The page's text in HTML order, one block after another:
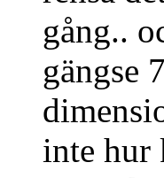
gång..
gängse
inte hur